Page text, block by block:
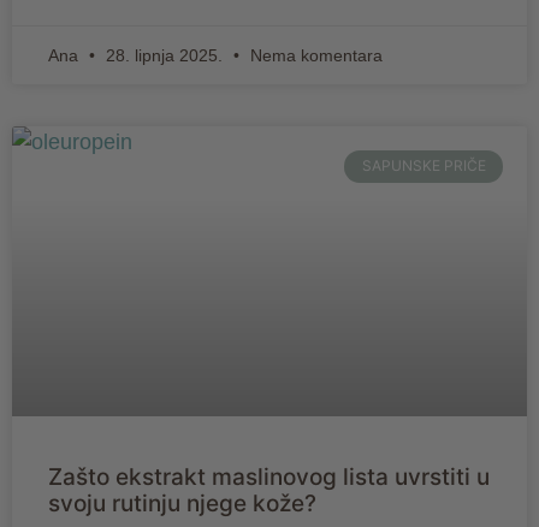
Ana 28. lipnja 2025. Nema komentara
SAPUNSKE PRIČE
Zašto ekstrakt maslinovog lista uvrstiti u
svoju rutinju njege kože?